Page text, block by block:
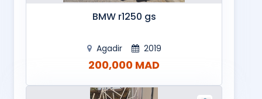
BMW r1250 gs
Agadir 2019
200,000 MAD